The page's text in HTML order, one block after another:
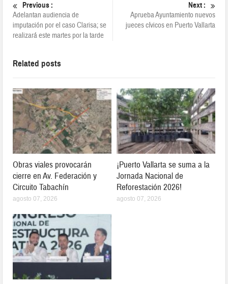
Previous :
Adelantan audiencia de
imputación por el caso Clarisa; se
realizará este martes por la tarde
Next :
Aprueba Ayuntamiento nuevos
jueces cívicos en Puerto Vallarta
Related posts
Obras viales provocarán
cierre en Av. Federación y
Circuito Tabachín
agosto 07, 2026
¡Puerto Vallarta se suma a la
Jornada Nacional de
Reforestación 2026!
agosto 07, 2026